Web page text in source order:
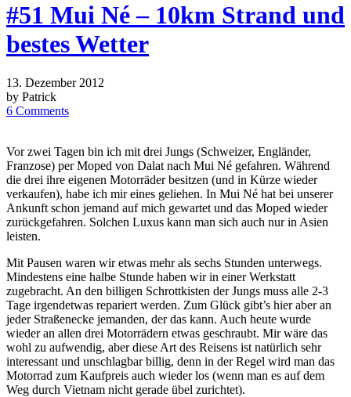
#51 Mui Né – 10km Strand und
bestes Wetter
13. Dezember 2012
by Patrick
6 Comments
Vor zwei Tagen bin ich mit drei Jungs (Schweizer, Engländer,
Franzose) per Moped von Dalat nach Mui Né gefahren. Während
die drei ihre eigenen Motorräder besitzen (und in Kürze wieder
verkaufen), habe ich mir eines geliehen. In Mui Né hat bei unserer
Ankunft schon jemand auf mich gewartet und das Moped wieder
zurückgefahren. Solchen Luxus kann man sich auch nur in Asien
leisten.
Mit Pausen waren wir etwas mehr als sechs Stunden unterwegs.
Mindestens eine halbe Stunde haben wir in einer Werkstatt
zugebracht. An den billigen Schrottkisten der Jungs muss alle 2-3
Tage irgendetwas repariert werden. Zum Glück gibt’s hier aber an
jeder Straßenecke jemanden, der das kann. Auch heute wurde
wieder an allen drei Motorrädern etwas geschraubt. Mir wäre das
wohl zu aufwendig, aber diese Art des Reisens ist natürlich sehr
interessant und unschlagbar billig, denn in der Regel wird man das
Motorrad zum Kaufpreis auch wieder los (wenn man es auf dem
Weg durch Vietnam nicht gerade übel zurichtet).